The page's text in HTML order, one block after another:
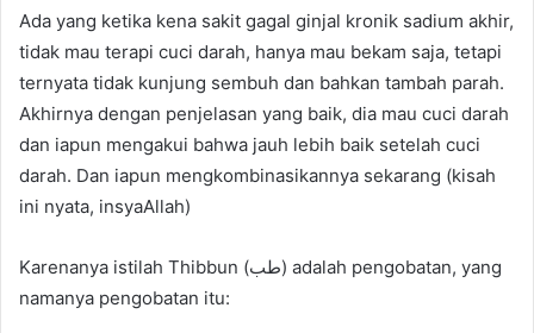
Ada yang ketika kena sakit gagal ginjal kronik sadium akhir,
tidak mau terapi cuci darah, hanya mau bekam saja, tetapi
ternyata tidak kunjung sembuh dan bahkan tambah parah.
Akhirnya dengan penjelasan yang baik, dia mau cuci darah
dan iapun mengakui bahwa jauh lebih baik setelah cuci
darah. Dan iapun mengkombinasikannya sekarang (kisah
ini nyata, insyaAllah)
Karenanya istilah Thibbun (طب) adalah pengobatan, yang
namanya pengobatan itu: